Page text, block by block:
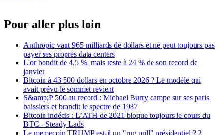
Pour aller plus loin
Anthropic vaut 965 milliards de dollars et ne peut toujours pas
payer ses propres data centers
L'or bondit de 4,5 %, mais reste à 24 % de son record de
janvier
Bitcoin à 43 500 dollars en octobre 2026 ? Le modèle qui
avait prévu le sommet revient
S&amp;P 500 au record : Michael Burry campe sur ses paris
baissiers et brandit le spectre de 1987
Bitcoin indécis : L’ATH de 2021 bloque toujours le cours du
BTC - Steady Lads
Le memecoin TRUMP est-il un "rug pull" présidentiel ? 2